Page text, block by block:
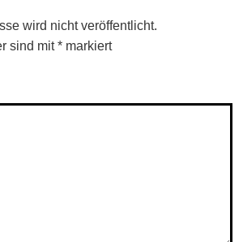
wird nicht veröffentlicht.
sind mit* markiert